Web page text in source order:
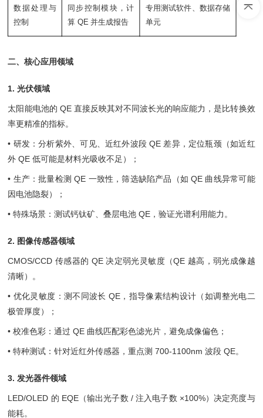
数据处理与
控制
同步控制模块，计
算 QE 并生成报告
专用测试软件、数据存储
单元
二、核心应用领域
1. 光伏领域
太阳能电池的 QE 直接反映其对不同波长光的响应能力，是比转换效
率更精准的指标。
• 研发：分析紫外、可见、近红外波段 QE 差异，定位瓶颈（如近红
外 QE 低可能是材料光吸收不足）；
• 生产：批量检测 QE 一致性，筛选缺陷产品（如 QE 曲线异常可能
因电池隐裂）；
• 特殊场景：测试钙钛矿、叠层电池 QE，验证光谱利用能力。
2. 图像传感器领域
CMOS/CCD 传感器的 QE 决定弱光灵敏度（QE 越高，弱光成像越
清晰）。
• 优化灵敏度：测不同波长 QE，指导像素结构设计（如调整光电二
极管厚度）；
• 校准色彩：通过 QE 曲线匹配彩色滤光片，避免成像偏色；
• 特种测试：针对近红外传感器，重点测 700-1100nm 波段 QE。
3. 发光器件领域
LED/OLED 的 EQE（输出光子数 / 注入电子数 ×100%）决定亮度与
能耗。